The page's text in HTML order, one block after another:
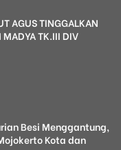
AGUS TINGGALKAN
MADYA TK.III DIV
Besi Menggantung,
Kota dan